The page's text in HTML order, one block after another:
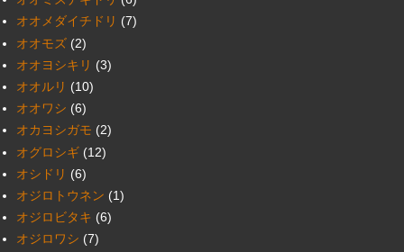
オオメダイチドリ (7)
オオモズ (2)
オオヨシキリ (3)
オオルリ (10)
オオワシ (6)
オカヨシガモ (2)
オグロシギ (12)
オシドリ (6)
オジロトウネン (1)
オジロビタキ (6)
オジロワシ (7)